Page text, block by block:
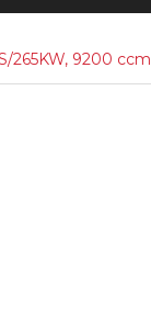
265KW, 9200 ccm